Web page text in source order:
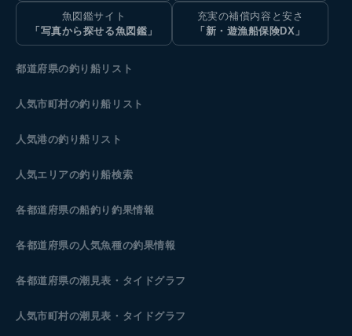
魚図鑑サイト
「写真から探せる魚図鑑」
充実の補償内容と安さ
「新・遊漁船保険DX」
都道府県の釣り船リスト
人気市町村の釣り船リスト
人気港の釣り船リスト
人気エリアの釣り船検索
各都道府県の船釣り釣果情報
各都道府県の人気魚種の釣果情報
各都道府県の潮見表 ・タイドグラフ
人気市町村の潮見表・タイドグラフ